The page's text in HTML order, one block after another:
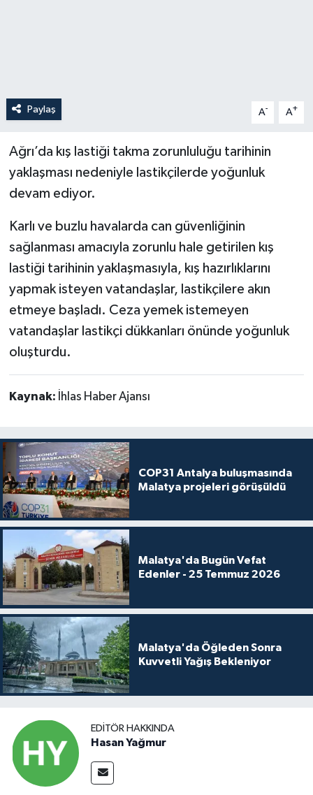
Paylaş A- A+
Ağrı’da kış lastiği takma zorunluluğu tarihinin
yaklaşması nedeniyle lastikçilerde yoğunluk
devam ediyor.
Karlı ve buzlu havalarda can güvenliğinin
sağlanması amacıyla zorunlu hale getirilen kış
lastiği tarihinin yaklaşmasıyla, kış hazırlıklarını
yapmak isteyen vatandaşlar, lastikçilere akın
etmeye başladı. Ceza yemek istemeyen
vatandaşlar lastikçi dükkanları önünde yoğunluk
oluşturdu.
Kaynak: İhlas Haber Ajansı
COP31 Antalya buluşmasında
Malatya projeleri görüşüldü
Malatya'da Bugün Vefat
Edenler - 25 Temmuz 2026
Malatya'da Öğleden Sonra
Kuvvetli Yağış Bekleniyor
EDITÖR HAKKINDA
Hasan Yağmur